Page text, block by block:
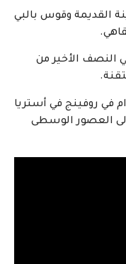
القديمة وقوس بالبي
النصف الأخير من
في روفينج في أستريا
العصور الوسطى